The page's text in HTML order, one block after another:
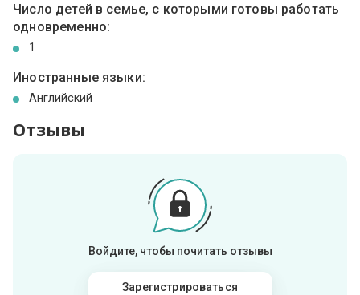
Число детей в семье, с которыми готовы работать
одновременно:
1
Иностранные языки:
Английский
Отзывы
Войдите, чтобы почитать отзывы
Зарегистрироваться